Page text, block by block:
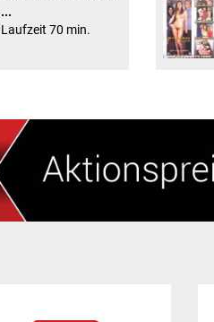
...
Laufzeit 70 min.